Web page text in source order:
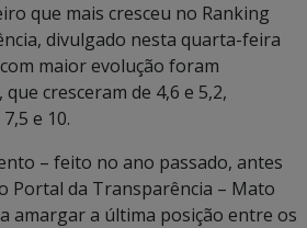
que mais cresceu no Ranking
divulgado nesta quarta-feira
maior evolução foram
cresceram de 4,6 e 5,2,
e 10.
– feito no ano passado, antes
Portal da Transparência – Mato
amargar a última posição entre os